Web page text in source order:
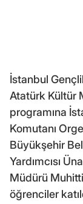
İstanbul
Atatürk Kültür
programına
Komutanı
Büyükşehir
Yardımcısı
Müdürü
öğrenciler